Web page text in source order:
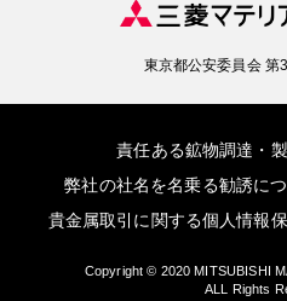
東京都公安委員会
責任ある鉱物調達・
弊社の社名を名乗る勧誘に
貴金属取引に関する個人情報
Copyright © 2020 MITSUBISHI
ALL Rights